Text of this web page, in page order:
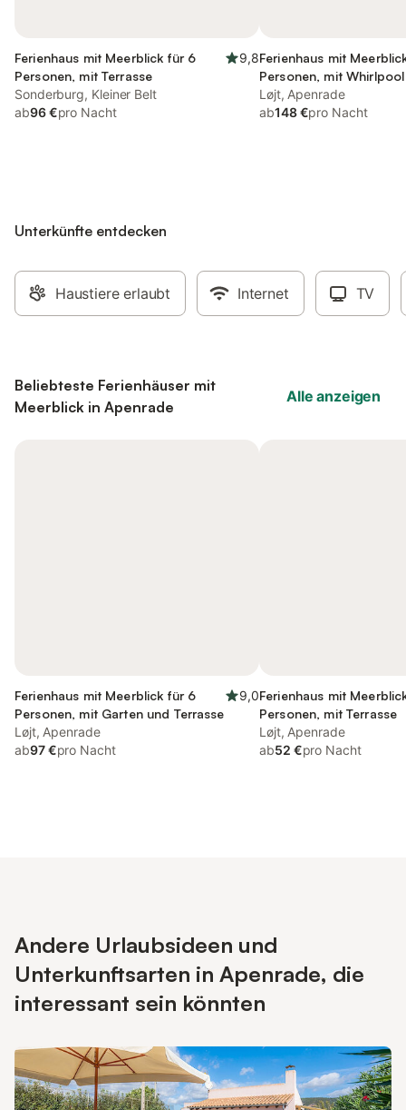
Ferienhaus mit Meerblick für 6
Personen, mit Terrasse
9,8
Sonderburg, Kleiner Belt
ab96 €pro Nacht
Ferienhaus mit
Personen, mit
Garten sowie Sauna
Løjt, Apenrade
ab148 €pro Nacht
Unterkünfte entdecken
Haustiere erlaubt Internet TV
Beliebteste Ferienhäuser mit
Meerblick in Apenrade
Alle anzeigen
Ferienhaus mit Meerblick für 6
Personen, mit Garten und Terrasse
9,0
Løjt, Apenrade
ab97 €pro Nacht
Ferienhaus mit
Personen, mit Terrasse
Løjt, Apenrade
ab52 €pro Nacht
Andere Urlaubsideen und
Unterkunftsarten in Apenrade, die
interessant sein könnten